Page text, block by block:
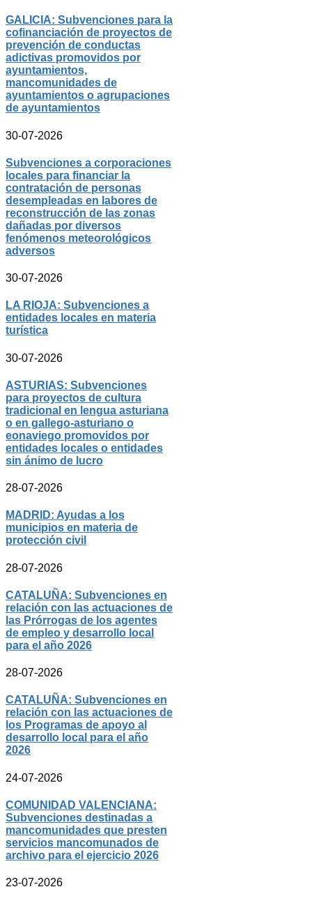
GALICIA: Subvenciones para la
cofinanciación de proyectos de
prevención de conductas
adictivas promovidos por
ayuntamientos,
mancomunidades de
ayuntamientos o agrupaciones
de ayuntamientos
30-07-2026
Subvenciones a corporaciones
locales para financiar la
contratación de personas
desempleadas en labores de
reconstrucción de las zonas
dañadas por diversos
fenómenos meteorológicos
adversos
30-07-2026
LA RIOJA: Subvenciones a
entidades locales en materia
turística
30-07-2026
ASTURIAS: Subvenciones
para proyectos de cultura
tradicional en lengua asturiana
o en gallego-asturiano o
eonaviego promovidos por
entidades locales o entidades
sin ánimo de lucro
28-07-2026
MADRID: Ayudas a los
municipios en materia de
protección civil
28-07-2026
CATALUÑA: Subvenciones en
relación con las actuaciones de
las Prórrogas de los agentes
de empleo y desarrollo local
para el año 2026
28-07-2026
CATALUÑA: Subvenciones en
relación con las actuaciones de
los Programas de apoyo al
desarrollo local para el año
2026
24-07-2026
COMUNIDAD VALENCIANA:
Subvenciones destinadas a
mancomunidades que presten
servicios mancomunados de
archivo para el ejercicio 2026
23-07-2026